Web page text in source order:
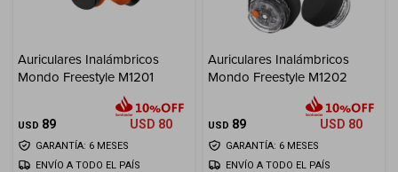
Auriculares Inalámbricos
Mondo Freestyle M1201
USD 89 USD 80
GARANTÍA: 6 MESES
ENVÍO A TODO EL PAÍS
Auriculares Inalámbricos
Mondo Freestyle M1202
USD 89 USD 80
GARANTÍA: 6 MESES
ENVÍO A TODO EL PAÍS